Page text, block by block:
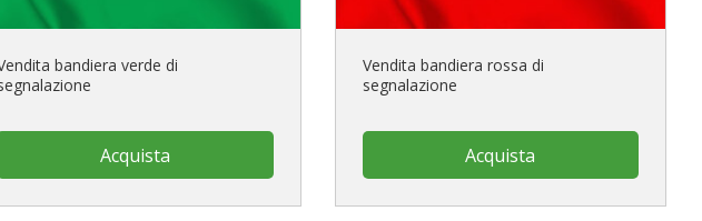
bandiera verde di
Acquista
Vendita bandiera rossa di
segnalazione
Acquista